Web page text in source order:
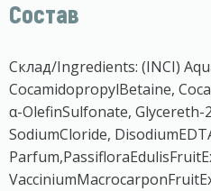
Состав
Склад/Ingredients: (INCI)
CocamidopropylBetaine,
α-OlefinSulfonate, Glycereth-
SodiumCloride,